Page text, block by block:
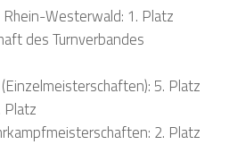
Rhein-Westerwald: 1. Platz
des Turnverbandes
5. Platz
Platz
2. Platz